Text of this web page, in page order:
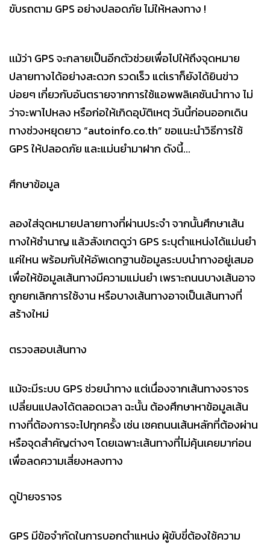
ขับรถตาม GPS อย่างปลอดภัย ไม่ให้หลงทาง !
เเม้ว่า GPS จะกลายเป็นอีกตัวช่วยเพื่อไปให้ถึงจุดหมาย
ปลายทางได้อย่างสะดวก รวดเร็ว แต่เราก็ยังได้ยินข่าว
บ่อยๆ เกี่ยวกับอันตรายจากการใช้แอพพลิเคชันนำทาง ไม่
ว่าจะพาไปหลง หรือก่อให้เกิดอุบัติเหตุ วันนี้ก่อนออกเดิน
ทางช่วงหยุดยาว “autoinfo.co.th” ขอแนะนำวิธีการใช้
GPS ให้ปลอดภัย และแม่นยำมาฝาก ดังนี้...
ศึกษาข้อมูล
ลองใส่จุดหมายปลายทางที่ผ่านประจำ จากนั้นศึกษาเส้น
ทางให้ชำนาญ แล้วสังเกตดูว่า GPS ระบุตำแหน่งได้แม่นยำ
แค่ใหน พร้อมกับให้อัพเดทฐานข้อมูลระบบนำทางอยู่เสมอ
เพื่อให้ข้อมูลเส้นทางมีความแม่นยำ เพราะถนนบางเส้นอาจ
ถูกยกเลิกการใช้งาน หรือบางเส้นทางอาจเป็นเส้นทางที่
สร้างใหม่
ตรวจสอบเส้นทาง
แม้จะมีระบบ GPS ช่วยนำทาง แต่เนื่องจากเส้นทางจราจร
เปลี่ยนแปลงได้ตลอดเวลา ฉะนั้น ต้องศึกษาหาข้อมูลเส้น
ทางที่ต้องการจะไปทุกครั้ง เช่น เชคถนนเส้นหลักที่ต้องผ่าน
หรือจุดสำคัญต่างๆ โดยเฉพาะเส้นทางที่ไม่คุ้นเคยมาก่อน
เพื่อลดความเสี่ยงหลงทาง
ดูป้ายจราจร
GPS มีข้อจำกัดในการบอกตำแหน่ง ผู้ขับขี่ต้องใช้ความ